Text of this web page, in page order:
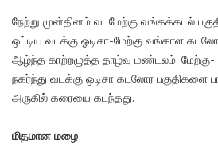
நேற்று முன்தினம் வடமேற்கு வங்கக்கடல்
ஒட்டிய வடக்கு ஓடிசா-மேற்கு வங்காள
ஆழ்ந்த காற்றழுத்த தாழ்வு மண்டலம், மேற்கு-
நகர்ந்து வடக்கு ஒடிசா கடலோர பகுதிகளை
அருகில் கரையை கடந்தது.
மிதமான மழை